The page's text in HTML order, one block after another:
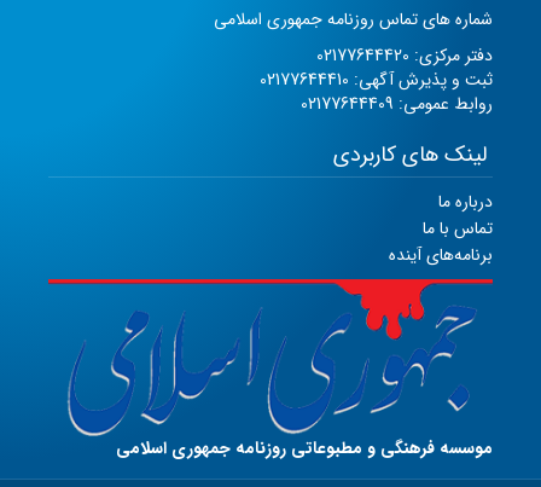
شماره های تماس روزنامه جمهوری اسلامی
دفتر مرکزی: 02177644420
ثبت و پذیرش آگهی: 02177644410
روابط عمومی: 02177644409
لینک های کاربردی
درباره ما
تماس با ما
برنامه‌های آینده
موسسه فرهنگی و مطبوعاتی روزنامه جمهوری اسلامی